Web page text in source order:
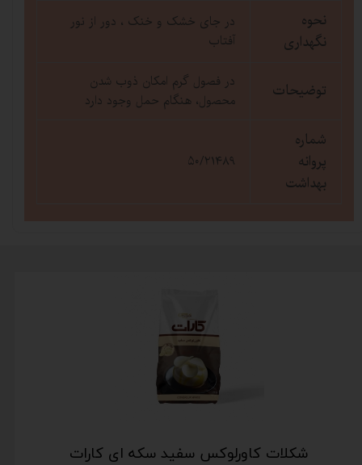
نحوه
نگهداری
در جای خشک و خنک ، دور از نور
آفتاب
توضیحات
در فصول گرم امکان ذوب شدن
محصول، هنگام حمل وجود دارد
شماره
پروانه
بهداشت
۵۰/۲۱۴۸۹
شکلات کاورلوکس سفید سکه ای کارات